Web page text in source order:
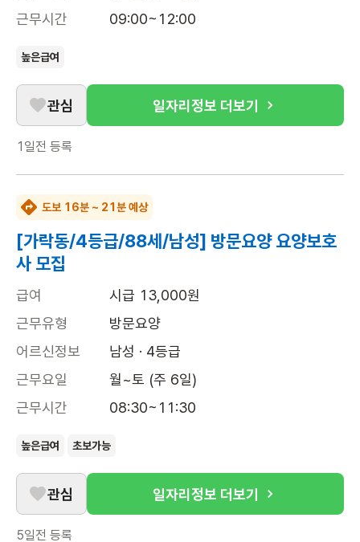
근무시간
09:00~12:00
높은급여
관심 일자리정보 더보기
1일전 등록
도보 16분 ~ 21분 예상
[가락동/4등급/88세/남성] 방문요양 요양보호
사 모집
급여
시급 13,000원
근무유형
방문요양
어르신정보
남성 · 4등급
근무요일
월~토 (주 6일)
근무시간
08:30~11:30
높은급여 초보가능
관심 일자리정보 더보기
5일전 등록